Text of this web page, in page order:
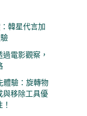
韓星代言加
電影觀察，
驗：旋轉物
與移除工具優